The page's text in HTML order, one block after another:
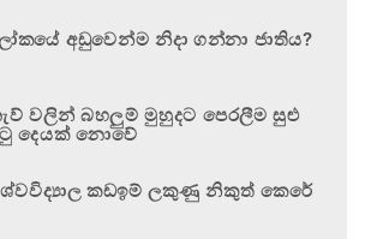
අඩුවෙන්ම නිදා ගන්නා ජාතිය?
වලින් බහලුම් මුහුදට පෙරලීම සුළු
දෙයක් නොවේ
කඩඉම් ලකුණු නිකුත් කෙරේ